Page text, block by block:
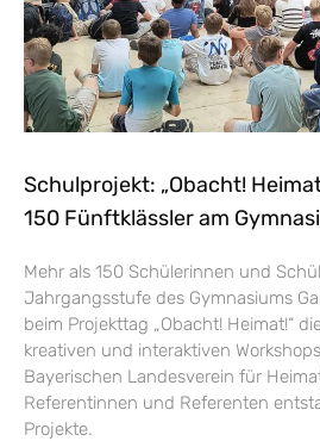
Schulprojekt: „Obacht!
150 Fünftklässler am
Mehr als 150 Schülerinnen und
Jahrgangsstufe des Gymnasiums
beim Projekttag „Obacht! Heimat!“
kreativen und interaktiven
Bayerischen Landesverein für
Referentinnen und Referenten
Projekte.